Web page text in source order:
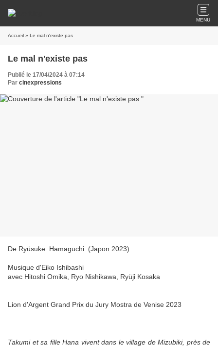
MENU
Accueil » Le mal n'existe pas
Le mal n'existe pas
Publié le 17/04/2024 à 07:14
Par cinexpressions
De Ryüsuke Hamaguchi (Japon 2023)
Musique d'Eiko Ishibashi
avec Hitoshi Omika, Ryo Nishikawa, Ryüji Kosaka
Lion d'Argent Grand Prix du Jury Mostra de Venise 2023
Takumi et sa fille Hana vivent dans le village de Mizubiki, près de